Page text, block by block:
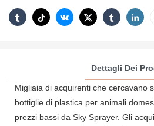
Dettagli Dei
Migliaia di acquirenti che cercavano
bottiglie di plastica per animali
prezzi bassi da Sky Sprayer. Gli